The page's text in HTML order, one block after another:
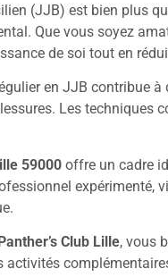
(JJB) est bien plus
Que vous soyez
de soi tout en
en JJB contribue
Les techniques
59000 offre un cadre
expérimenté,
Club Lille, vous
activités